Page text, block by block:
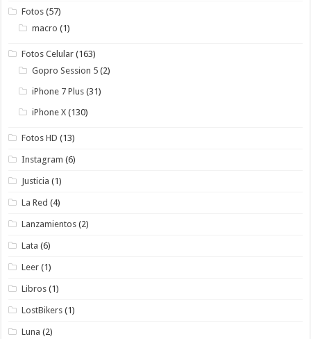
Fotos (57)
macro (1)
Fotos Celular (163)
Gopro Session 5 (2)
iPhone 7 Plus (31)
iPhone X (130)
Fotos HD (13)
Instagram (6)
Justicia (1)
La Red (4)
Lanzamientos (2)
Lata (6)
Leer (1)
Libros (1)
LostBikers (1)
Luna (2)